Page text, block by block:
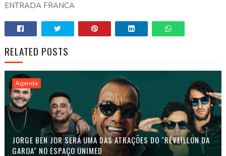
ENTRADA FRANCA
RELATED POSTS
Agenda
JORGE BEN JOR SERÁ UMA DAS ATRAÇÕES DO "RÉVEILLON DA
GAROA" NO ESPAÇO UNIMED